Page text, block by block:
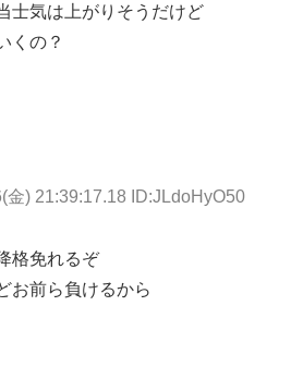
士気は上がりそうだけど
くの？
金) 21:39:17.18 ID:JLdoHyO50
格免れるぞ
お前ら負けるから